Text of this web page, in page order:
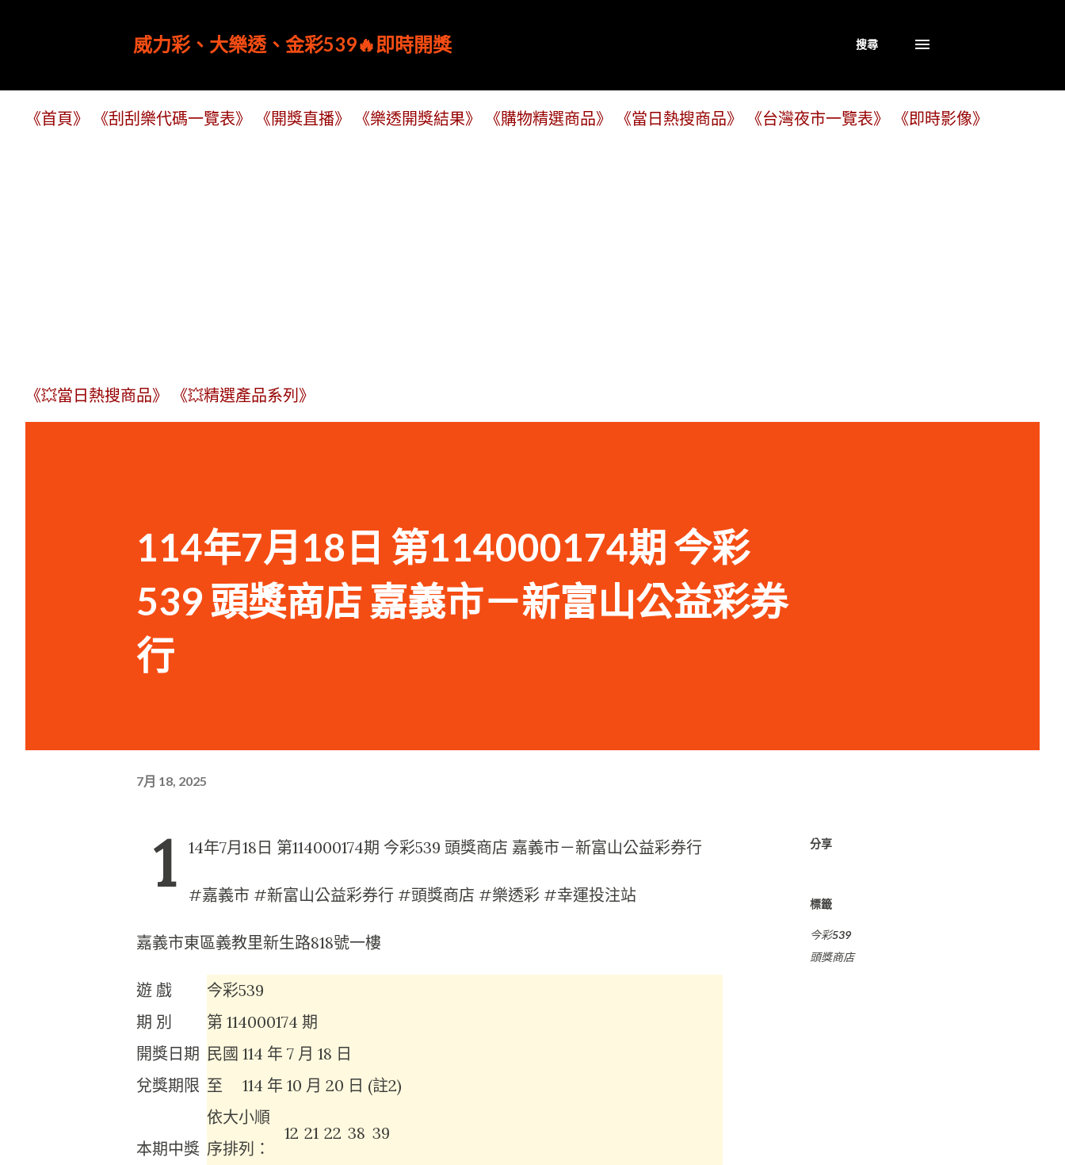
威力彩、大樂透、金彩539🔥即時開獎 搜尋
《首頁》 《刮刮樂代碼一覽表》 《開獎直播》 《樂透開獎結果》 《購物精選商品》 《當日熱搜商品》 《台灣夜市一覽表》 《即時影像》
《💥當日熱搜商品》 《💥精選產品系列》
114年7月18日 第114000174期 今彩
539 頭獎商店 嘉義市－新富山公益彩券
行
7月 18, 2025
1 14年7月18日 第114000174期 今彩539 頭獎商店 嘉義市－新富山公益彩券行
#嘉義市 #新富山公益彩券行 #頭獎商店 #樂透彩 #幸運投注站
嘉義市東區義教里新生路818號一樓
遊 戲
今彩539
期 別
第 114000174 期
開獎日期 民國 114 年 7 月 18 日
兌獎期限 至 114 年 10 月 20 日 (註2)
本期中獎
依大小順
序排列：
12 21 22 38 39
分享
標籤
今彩539
頭獎商店